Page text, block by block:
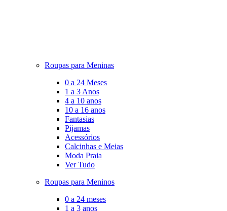
Roupas para Meninas
0 a 24 Meses
1 a 3 Anos
4 a 10 anos
10 a 16 anos
Fantasias
Pijamas
Acessórios
Calcinhas e Meias
Moda Praia
Ver Tudo
Roupas para Meninos
0 a 24 meses
1 a 3 anos